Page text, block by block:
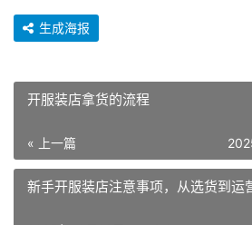
生成海报
开服装店拿货的流程
« 上一篇
新手开服装店注意事项，从选货到运